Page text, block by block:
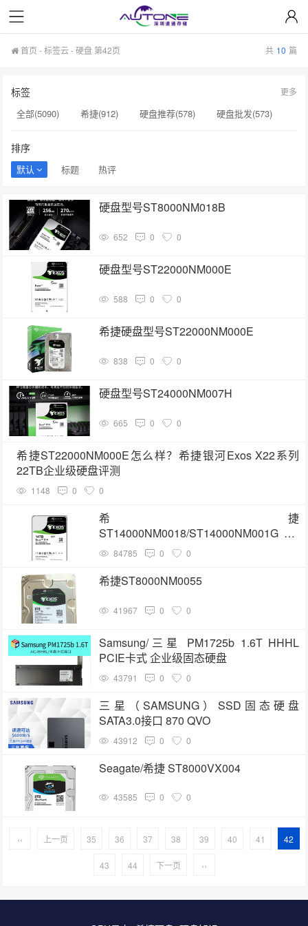
首页 -标签云- 硬盘 第42页 共 10 篇
标签
全部(5090) 希捷(912) 硬盘推荐(578)
硬盘批发(573)
硬盘采购(474)
希捷硬盘(471)
监控硬盘(334)
希捷企业级硬盘(310)
企业硬盘(293)
显卡(283)
希捷硬盘选购(274)
企业级固态硬盘(265)
硬盘售后服务(262)
更多
排序
默认 标题 热评
硬盘型号ST8000NM018B
652 0 0
硬盘型号ST22000NM000E
588 0 0
希捷硬盘型号ST22000NM000E
838 0 0
硬盘型号ST24000NM007H
665 0 0
希捷ST22000NM000E怎么样？希捷银河Exos X22系列
22TB企业级硬盘评测
1148 0 0
希捷
ST14000NM0018/ST14000NM001G 3.5
寸SATA 14TB硬盘
84785 0 0
希捷ST8000NM0055
41967 0 0
Samsung/三星 PM1725b 1.6T HHHL
PCIE卡式 企业级固态硬盘
43791 0 0
三星（SAMSUNG）SSD固态硬盘
SATA3.0接口 870 QVO
43912 0 0
Seagate/希捷 ST8000VX004
43585 0 0
‹‹ 上一页 35 36 37 38 39 40 41 42
43 44 下一页 ››